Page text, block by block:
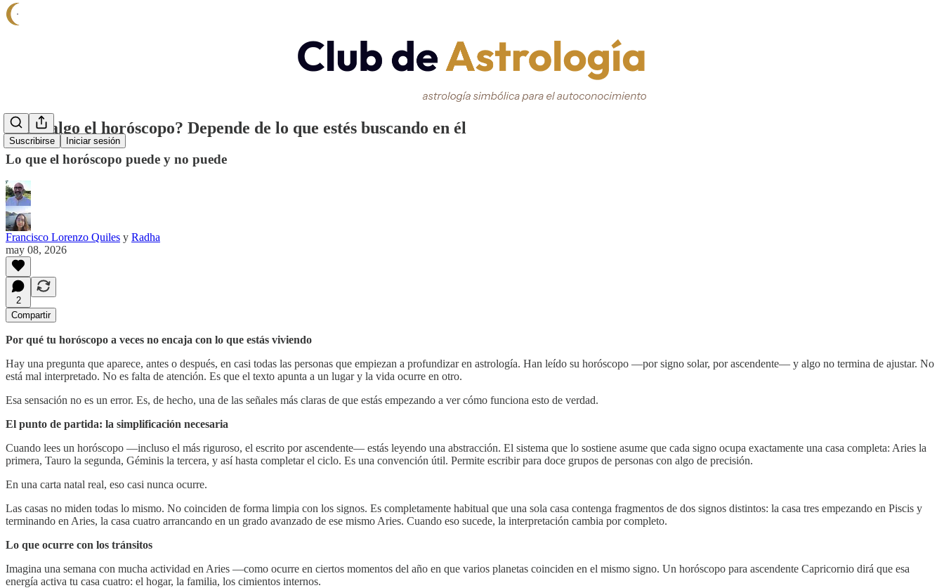
Suscribirse Iniciar sesión
¿Vale algo el horóscopo? Depende de lo que estés buscando en él
Lo que el horóscopo puede y no puede
Francisco Lorenzo Quiles y Radha
may 08, 2026
2
Compartir
Por qué tu horóscopo a veces no encaja con lo que estás viviendo
Hay una pregunta que aparece, antes o después, en casi todas las personas que empiezan a profundizar en astrología. Han leído su horóscopo —por signo solar, por ascendente— y algo no termina de ajustar. No
está mal interpretado. No es falta de atención. Es que el texto apunta a un lugar y la vida ocurre en otro.
Esa sensación no es un error. Es, de hecho, una de las señales más claras de que estás empezando a ver cómo funciona esto de verdad.
El punto de partida: la simplificación necesaria
Cuando lees un horóscopo —incluso el más riguroso, el escrito por ascendente— estás leyendo una abstracción. El sistema que lo sostiene asume que cada signo ocupa exactamente una casa completa: Aries la
primera, Tauro la segunda, Géminis la tercera, y así hasta completar el ciclo. Es una convención útil. Permite escribir para doce grupos de personas con algo de precisión.
En una carta natal real, eso casi nunca ocurre.
Las casas no miden todas lo mismo. No coinciden de forma limpia con los signos. Es completamente habitual que una sola casa contenga fragmentos de dos signos distintos: la casa tres empezando en Piscis y
terminando en Aries, la casa cuatro arrancando en un grado avanzado de ese mismo Aries. Cuando eso sucede, la interpretación cambia por completo.
Lo que ocurre con los tránsitos
Imagina una semana con mucha actividad en Aries —como ocurre en ciertos momentos del año en que varios planetas coinciden en el mismo signo. Un horóscopo para ascendente Capricornio dirá que esa
energía activa tu casa cuatro: el hogar, la familia, los cimientos internos.